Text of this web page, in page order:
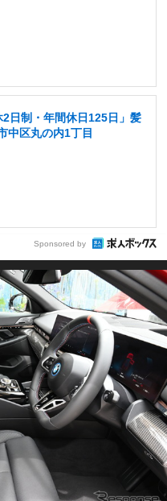
2日制・年間休日125日」髪
中区丸の内1丁目
Sponsored by